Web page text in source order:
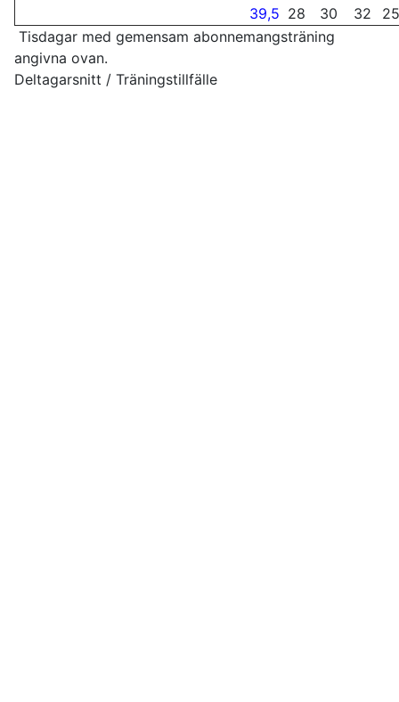
39,5 28 30 32
25
Tisdagar med gemensam abonnemangsträning
angivna ovan.
Deltagarsnitt / Träningstillfälle